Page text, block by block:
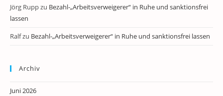
Jörg Ruppzu Bezahl-„Arbeitsverweigerer“ in Ruhe und sanktionsfrei
lassen
Ralfzu Bezahl-„Arbeitsverweigerer“ in Ruhe und sanktionsfrei lassen
Archiv
Juni 2026